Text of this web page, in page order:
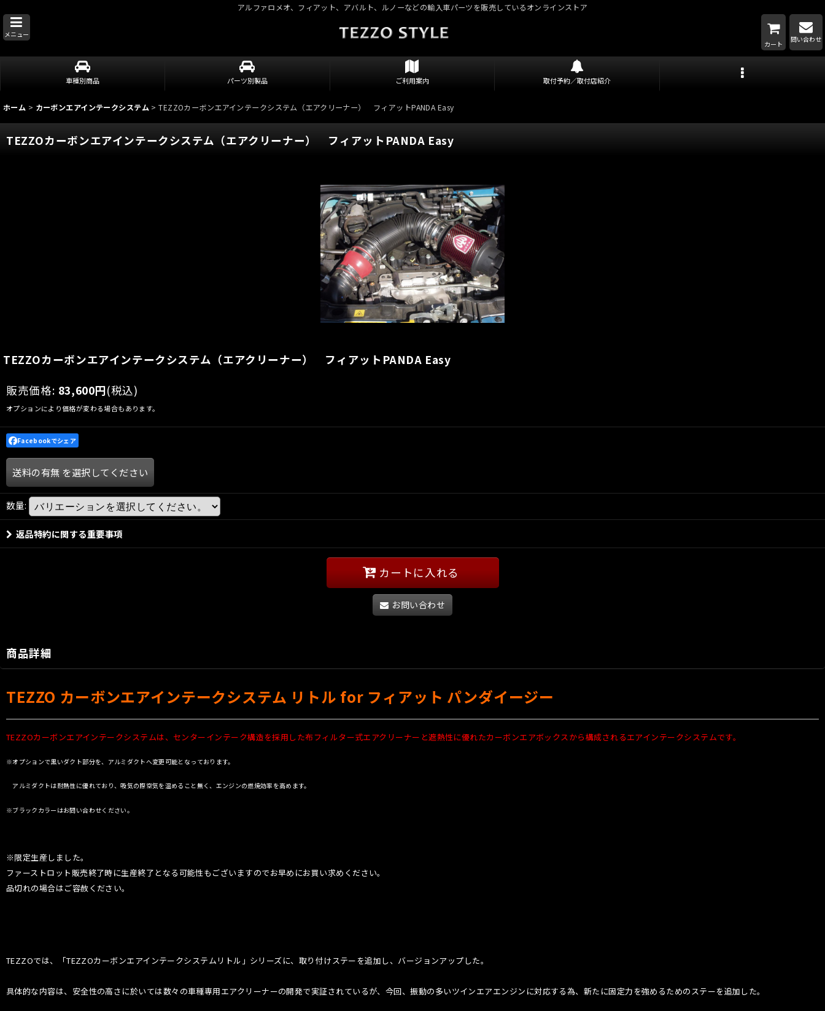
アルファロメオ、フィアット、アバルト、ルノーなどの輸入車パーツを販売しているオンラインストア
メニュー
カート
問い合わせ
車種別商品 パーツ別製品 ご利用案内 取付予約／取付店紹介
ホーム > カーボンエアインテークシステム > TEZZOカーボンエアインテークシステム（エアクリーナー） フィアットPANDA Easy
TEZZOカーボンエアインテークシステム（エアクリーナー） フィアットPANDA Easy
TEZZOカーボンエアインテークシステム（エアクリーナー） フィアットPANDA Easy
販売価格: 83,600円(税込)
オプションにより価格が変わる場合もあります。
Facebookでシェア
送料の有無 を選択してください
数量:
返品特約に関する重要事項
カートに入れる
お問い合わせ
商品詳細
TEZZO カーボンエアインテークシステム リトル for フィアット パンダイージー
TEZZOカーボンエアインテークシステムは、センターインテーク構造を採用した布フィルター式エアクリーナーと遮熱性に優れたカーボンエアボックスから構成されるエアインテークシステムです。
※オプションで黒いダクト部分を、アルミダクトへ変更可能となっております。
アルミダクトは耐熱性に優れており、吸気の際空気を温めること無く、エンジンの燃焼効率を高めます。
※ブラックカラーはお問い合わせください。
※限定生産しました。
ファーストロット販売終了時に生産終了となる可能性もございますのでお早めにお買い求めください。
品切れの場合はご容赦ください。
TEZZOでは、「TEZZOカーボンエアインテークシステムリトル」シリーズに、取り付けステーを追加し、バージョンアップした。
具体的な内容は、安全性の高さに於いては数々の車種専用エアクリーナーの開発で実証されているが、今回、振動の多いツインエアエンジンに対応する為、新たに固定力を強めるためのステーを追加した。